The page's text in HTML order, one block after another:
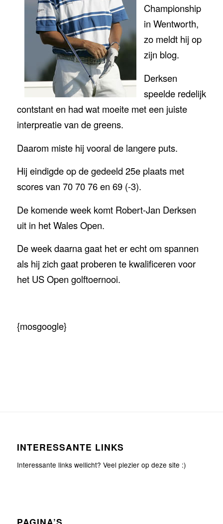
Championship
in Wentworth,
zo meldt hij op
zijn blog.
Derksen
speelde redelijk
contstant en had wat moeite met een juiste
interpreatie van de greens.
Daarom miste hij vooral de langere puts.
Hij eindigde op de gedeeld 25e plaats met
scores van 70 70 76 en 69 (-3).
De komende week komt Robert-Jan Derksen
uit in het Wales Open.
De week daarna gaat het er echt om spannen
als hij zich gaat proberen te kwalificeren voor
het US Open golftoernooi.
{mosgoogle}
INTERESSANTE LINKS
Interessante links wellicht? Veel plezier op deze site :)